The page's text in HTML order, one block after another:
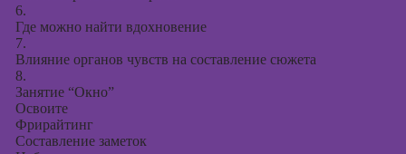
6.
Где можно найти вдохновение
7.
Влияние органов чувств на составление сюжета
8.
Занятие “Окно”
Освоите
Фрирайтинг
Составление заметок